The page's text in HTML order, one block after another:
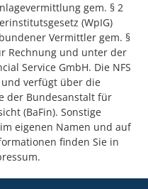
gem. § 2
(WpIG)
Vermittler gem. §
Rechnung und unter der
Service GmbH. Die NFS
verfügt über die
der Bundesanstalt für
(BaFin). Sonstige
eigenen Namen und auf
finden Sie in